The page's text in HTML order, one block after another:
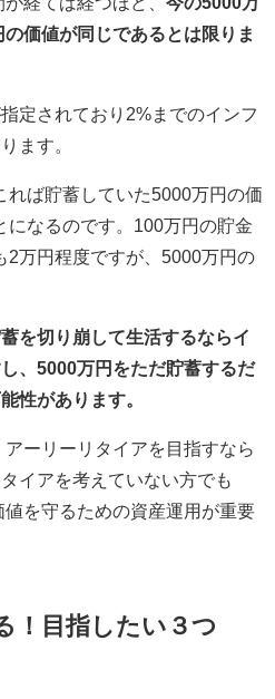
価値が同じであるとは限りま
定されており2%までのインフ
ます。
れば貯蓄していた5000万円の価
になるのです。100万円の貯金
2万円程度ですが、5000万円の
を切り崩して生活するならイ
、5000万円をただ貯蓄するだ
性があります。
ーリーリタイアを目指すなら
イアを考えていない方でも
を守るための資産運用が重要
！目指したい３つ